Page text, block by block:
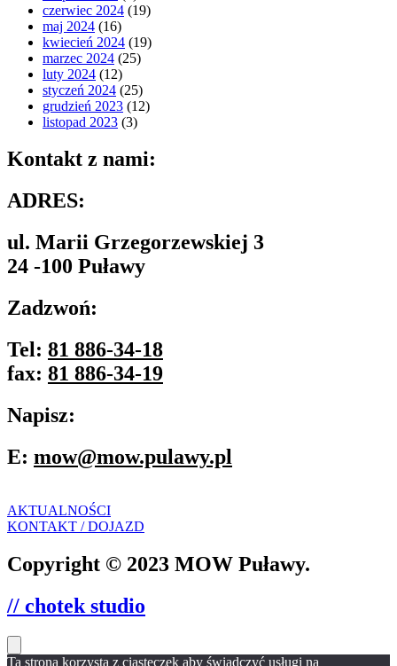
czerwiec 2024 (19)
maj 2024 (16)
kwiecień 2024 (19)
marzec 2024 (25)
luty 2024 (12)
styczeń 2024 (25)
grudzień 2023 (12)
listopad 2023 (3)
Kontakt z nami:
ADRES:
ul. Marii Grzegorzewskiej 3
24 -100 Puławy
Zadzwoń:
Tel: 81 886-34-18
fax: 81 886-34-19
Napisz:
E: mow@mow.pulawy.pl
AKTUALNOŚCI
KONTAKT / DOJAZD
Copyright © 2023 MOW Puławy.
// chotek studio
Ta strona korzysta z ciasteczek aby świadczyć usługi na